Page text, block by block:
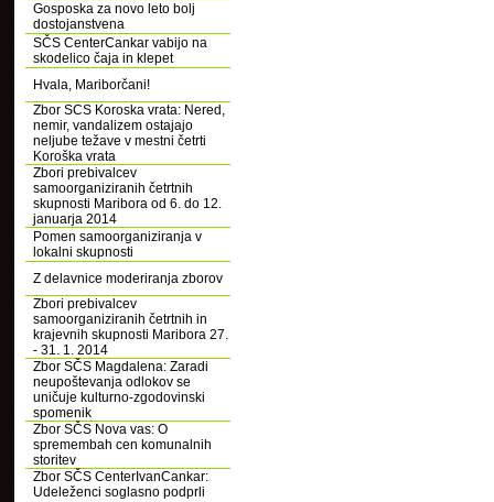
Gosposka za novo leto bolj
dostojanstvena
SČS CenterCankar vabijo na
skodelico čaja in klepet
Hvala, Mariborčani!
Zbor SCS Koroska vrata: Nered,
nemir, vandalizem ostajajo
neljube težave v mestni četrti
Koroška vrata
Zbori prebivalcev
samoorganiziranih četrtnih
skupnosti Maribora od 6. do 12.
januarja 2014
Pomen samoorganiziranja v
lokalni skupnosti
Z delavnice moderiranja zborov
Zbori prebivalcev
samoorganiziranih četrtnih in
krajevnih skupnosti Maribora 27.
- 31. 1. 2014
Zbor SČS Magdalena: Zaradi
neupoštevanja odlokov se
uničuje kulturno-zgodovinski
spomenik
Zbor SČS Nova vas: O
spremembah cen komunalnih
storitev
Zbor SČS CenterIvanCankar:
Udeleženci soglasno podprli